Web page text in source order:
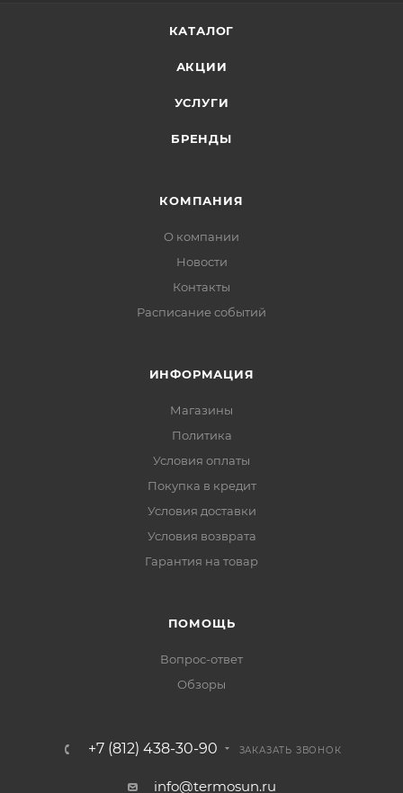
КАТАЛОГ
АКЦИИ
УСЛУГИ
БРЕНДЫ
КОМПАНИЯ
О компании
Новости
Контакты
Расписание событий
ИНФОРМАЦИЯ
Магазины
Политика
Условия оплаты
Покупка в кредит
Условия доставки
Условия возврата
Гарантия на товар
ПОМОЩЬ
Вопрос-ответ
Обзоры
+7 (812) 438-30-90 ЗАКАЗАТЬ ЗВОНОК
info@termosun.ru